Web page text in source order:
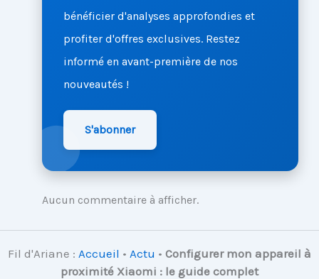
bénéficier d'analyses approfondies et
profiter d'offres exclusives. Restez
informé en avant-première de nos
nouveautés !
S'abonner
Aucun commentaire à afficher.
Fil d'Ariane : Accueil • Actu • Configurer mon appareil à
proximité Xiaomi : le guide complet